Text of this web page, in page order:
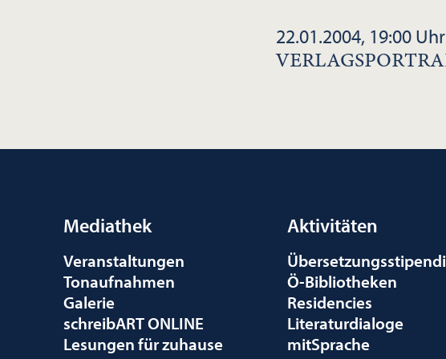
22.01.2004, 19:00 Uhr
Mediathek
Veranstaltungen
Tonaufnahmen
Galerie
schreibART ONLINE
Lesungen für zuhause
Aktivitäten
Ö-Bibliotheken
Residencies
Literaturdialoge
mitSprache